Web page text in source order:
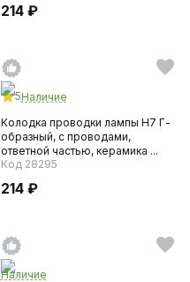
214 ₽
5Наличие
Колодка проводки лампы H7 Г-
образный, с проводами,
ответной частью, керамика ...
Код 28295
214 ₽
Наличие